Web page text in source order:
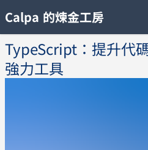
Calpa 的煉金工房
TypeScript：提升代
強力工具